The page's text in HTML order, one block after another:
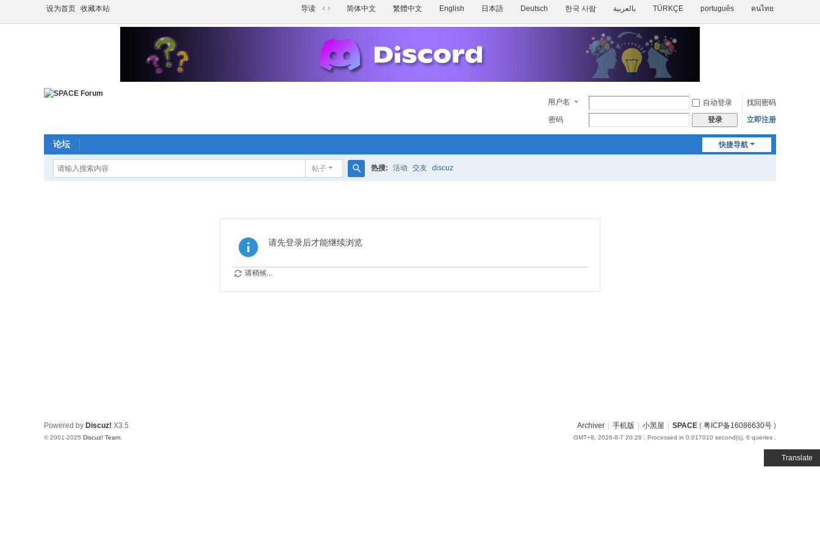
设为首页 收藏本站
Translate
简体中文 繁體中文 English 日本語 Deutsch 한국 사람 بالعربية TÜRKÇE português คนไทย
导读
换
到
宽
版
用户名 自动登录
找回密码
密码
登录 立即注册
快捷导航
论坛
帖子 热搜: 活动 交友 discuz
请先登录后才能继续浏览
请稍候...
Archiver 手机版 小黑屋 SPACE ( 粤ICP备16086630号 )
GMT+8, 2026-8-7 20:28 , Processed in 0.017010 second(s), 6 queries .
Powered by Discuz! X3.5
© 2001-2025 Discuz! Team